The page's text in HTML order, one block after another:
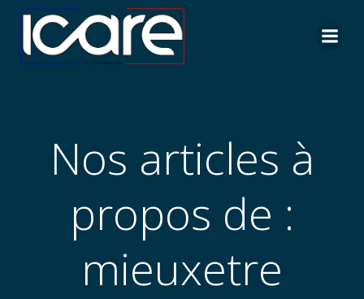
Aller
au
Nos articles à
propos de :
mieuxetre